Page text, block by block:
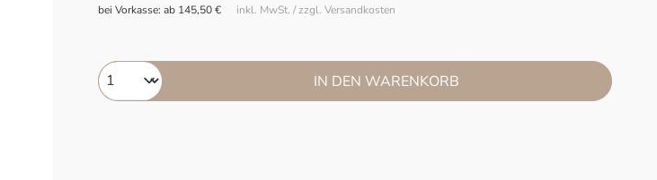
inkl. MwSt. / zzgl. Versandkosten
bei Vorkasse: ab 145,50 €
IN DEN WARENKORB